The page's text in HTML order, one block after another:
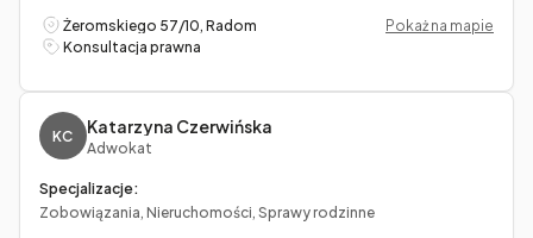
Żeromskiego 57/10, Radom
Pokaż na mapie
Konsultacja prawna
KC Katarzyna Czerwińska
Adwokat
Specjalizacje:
Zobowiązania, Nieruchomości, Sprawy rodzinne